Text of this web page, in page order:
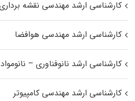
کارشناسی ارشد مهندسی نقشه
کارشناسی ارشد مهندسی هوافضا
کارشناسی ارشد نانوفناوری – نانومواد
کارشناسی ارشد مهندسی کامپیوتر